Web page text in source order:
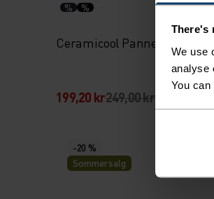
There's
We use
analyse
You can
% %
Ceramicool Pannebånd
199,20 kr249,00 kr
-20 %
Sommersalg